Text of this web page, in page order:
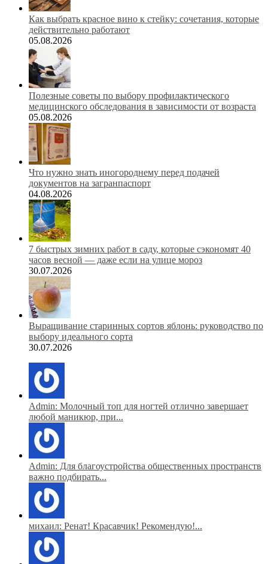
Как выбрать красное вино к стейку: сочетания, которые
действительно работают
05.08.2026
Полезные советы по выбору профилактического
медицинского обследования в зависимости от возраста
05.08.2026
Что нужно знать иногороднему перед подачей
документов на загранпаспорт
04.08.2026
7 быстрых зимних работ в саду, которые сэкономят 40
часов весной — даже если на улице мороз
30.07.2026
Выращивание старинных сортов яблонь: руководство по
выбору идеального сорта
30.07.2026
Admin: Молочный топ для ногтей отлично завершает
любой маникюр, при...
Admin: Для благоустройства общественных пространств
важно подбирать...
михаил: Ренат! Красавчик! Рекомендую!...